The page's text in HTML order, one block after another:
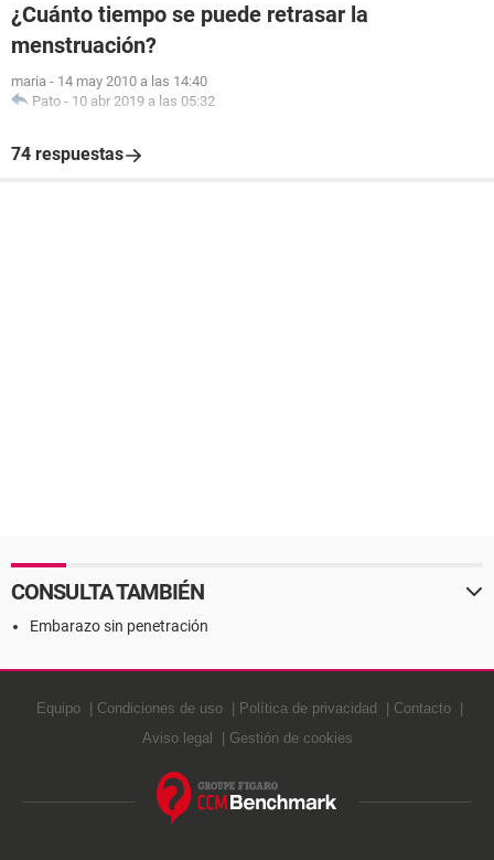
¿Cuánto tiempo se puede retrasar la
menstruación?
maria - 14 may 2010 a las 14:40
Pato - 10 abr 2019 a las 05:32
74 respuestas
CONSULTA TAMBIÉN
Embarazo sin penetración
Equipo Condiciones de uso Política de privacidad
Contacto
Aviso legal
Gestión de cookies